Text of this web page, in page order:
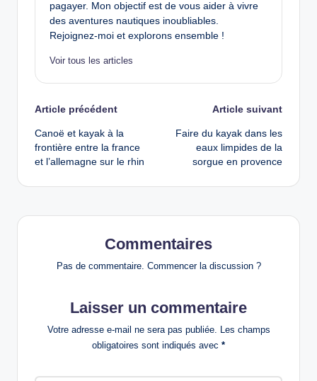
pagayer. Mon objectif est de vous aider à vivre
des aventures nautiques inoubliables.
Rejoignez-moi et explorons ensemble !
Voir tous les articles
Post
navigation
Article précédent
Canoë et kayak à la
frontière entre la france
et l’allemagne sur le rhin
Article suivant
Faire du kayak dans les
eaux limpides de la
sorgue en provence
Commentaires
Pas de commentaire. Commencer la discussion ?
Laisser un commentaire
Votre adresse e-mail ne sera pas publiée. Les champs
obligatoires sont indiqués avec *